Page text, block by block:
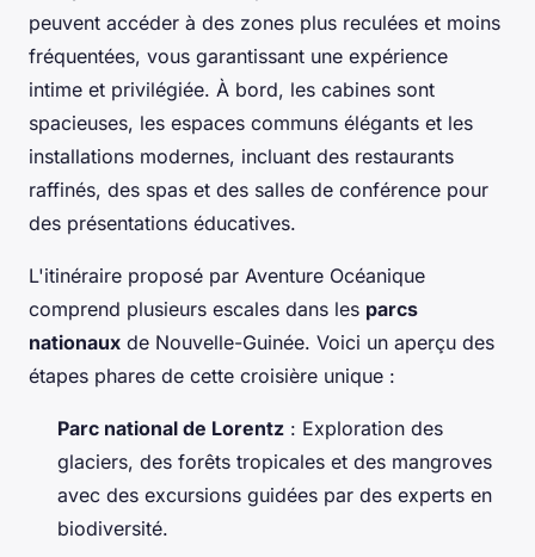
peuvent accéder à des zones plus reculées et moins
fréquentées, vous garantissant une expérience
intime et privilégiée. À bord, les cabines sont
spacieuses, les espaces communs élégants et les
installations modernes, incluant des restaurants
raffinés, des spas et des salles de conférence pour
des présentations éducatives.
L'itinéraire proposé par Aventure Océanique
comprend plusieurs escales dans les parcs
nationaux de Nouvelle-Guinée. Voici un aperçu des
étapes phares de cette croisière unique :
Parc national de Lorentz : Exploration des
glaciers, des forêts tropicales et des mangroves
avec des excursions guidées par des experts en
biodiversité.